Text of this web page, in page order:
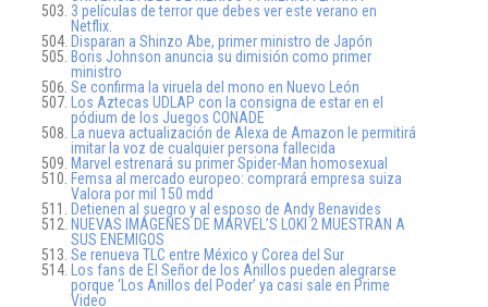
3 películas de terror que debes ver este verano en
Netflix.
Disparan a Shinzo Abe, primer ministro de Japón
Boris Johnson anuncia su dimisión como primer
ministro
Se confirma la viruela del mono en Nuevo León
Los Aztecas UDLAP con la consigna de estar en el
pódium de los Juegos CONADE
La nueva actualización de Alexa de Amazon le permitirá
imitar la voz de cualquier persona fallecida
Marvel estrenará su primer Spider-Man homosexual
Femsa al mercado europeo: comprará empresa suiza
Valora por mil 150 mdd
Detienen al suegro y al esposo de Andy Benavides
NUEVAS IMÁGENES DE MARVEL’S LOKI 2 MUESTRAN A
SUS ENEMIGOS
Se renueva TLC entre México y Corea del Sur
Los fans de El Señor de los Anillos pueden alegrarse
porque ‘Los Anillos del Poder’ ya casi sale en Prime
Video